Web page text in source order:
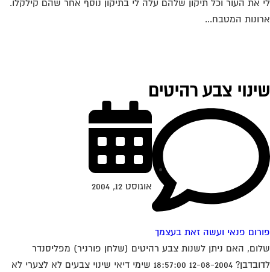
את העור וכל תיקון שלהם עלה לי בתיקון נוסף אחר שהם קילקלו.
המטבח...
צבע רהיטים
פנאי ועשה זאת בעצמך
אוגוסט 12, 2004
האם ניתן לשנות צבע רהיטים (שלחן פורניר) מפליסנדר
לדובדבן? 12-08-2004 18:57:00 שימי דיאי שינוי צבעים לא לצערי לא